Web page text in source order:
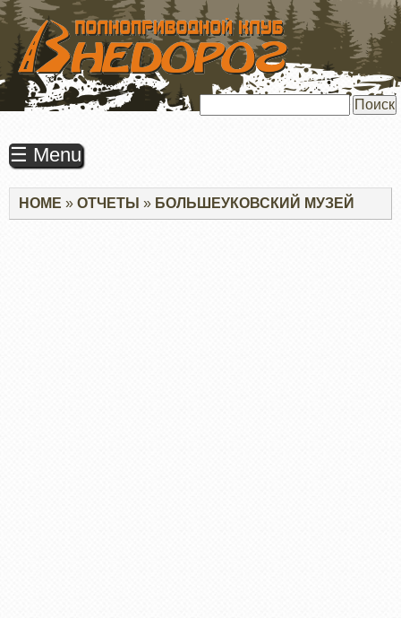
ПЕРЕЙТИ
ОСНОВНОМУ
СОДЕРЖАНИЮ
☰ Menu
Строка
навигации
HOME ОТЧЕТЫ БОЛЬШЕУКОВСКИЙ МУЗЕЙ